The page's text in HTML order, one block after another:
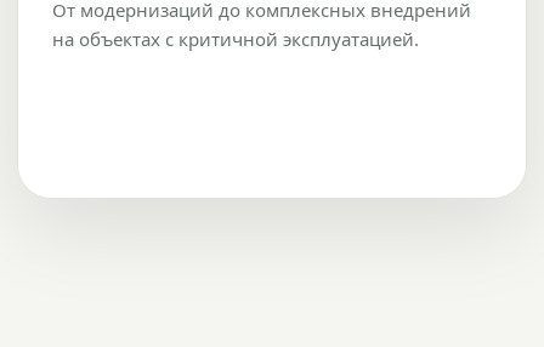
От модернизаций до комплексных внедрений
на объектах с критичной эксплуатацией.